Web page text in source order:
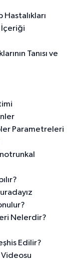
İçeriği
Tanısı ve
Parametreleri
Nelerdir?
Edilir?